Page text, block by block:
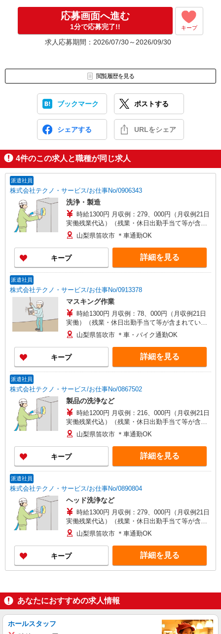
応募画面へ進む
1分で応募完了!! キープ
求人応募期間：2026/07/30～2026/09/30
閲覧履歴を見る
ブックマーク ポストする
シェアする URLをシェア
4件のこの求人と職種が同じ求人
派遣社員
株式会社テクノ・サービス/お仕事No/0906343
洗浄・製造
時給1300円 月収例：279、000円（月収例21日
実働残業代込）（残業・休日出勤手当て等が含ま
れています） 交通費全額支給
山梨県笛吹市 ＊車通勤OK
キープ 詳細を見る
派遣社員
株式会社テクノ・サービス/お仕事No/0913378
マスキング作業
時給1300円 月収例：78、000円（月収例21日
実働）（残業・休日出勤手当て等が含まれていま
す） 交通費全額支給
山梨県笛吹市 ＊車・バイク通勤OK
キープ 詳細を見る
派遣社員
株式会社テクノ・サービス/お仕事No/0867502
製品の洗浄など
時給1200円 月収例：216、000円（月収例21日
実働残業代込）（残業・休日出勤手当て等が含ま
れています） 交通費全額支給
山梨県笛吹市 ＊車通勤OK
キープ 詳細を見る
派遣社員
株式会社テクノ・サービス/お仕事No/0890804
ヘッド洗浄など
時給1300円 月収例：279、000円（月収例21日
実働残業代込）（残業・休日出勤手当て等が含ま
れています） 交通費全額支給
山梨県笛吹市 ＊車通勤OK
キープ 詳細を見る
あなたにおすすめの求人情報
ホールスタッフ